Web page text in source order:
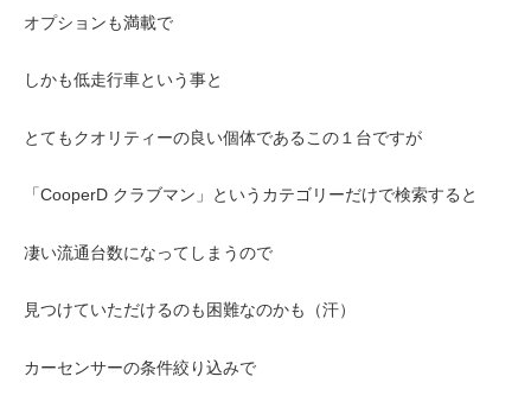
オプションも満載で
しかも低走行車という事と
とてもクオリティーの良い個体であるこの１台ですが
「CooperD クラブマン」というカテゴリーだけで検索すると
凄い流通台数になってしまうので
見つけていただけるのも困難なのかも（汗）
カーセンサーの条件絞り込みで